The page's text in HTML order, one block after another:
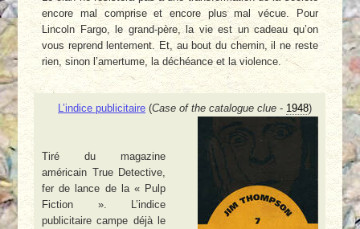
encore mal comprise et encore plus mal vécue. Pour
Lincoln Fargo, le grand-père, la vie est un cadeau qu’on
vous reprend lentement. Et, au bout du chemin, il ne reste
rien, sinon l’amertume, la déchéance et la violence.
L’indice publicitaire (Case of the catalogue clue - 1948)
Tiré du magazine
américain True Detective,
fer de lance de la « Pulp
Fiction ». L’indice
publicitaire campe déjà le